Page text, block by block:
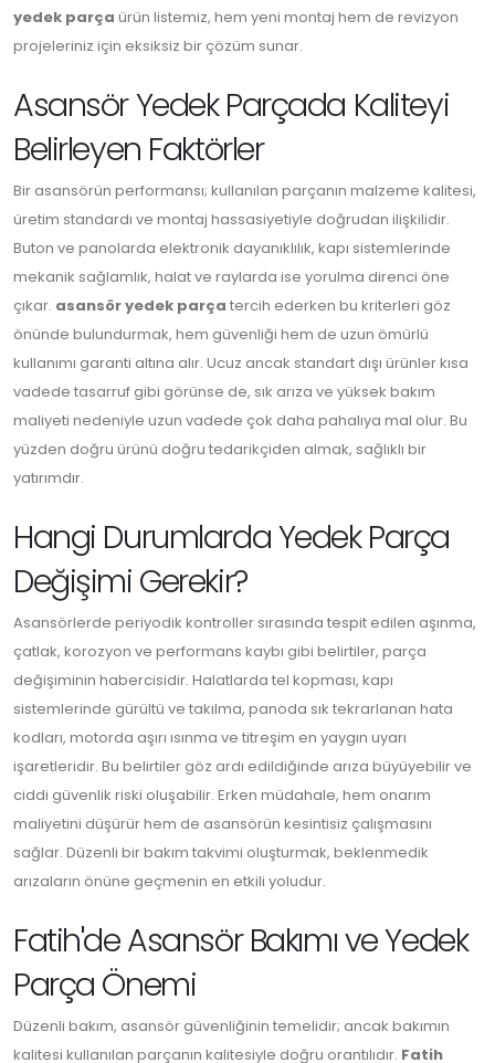
yedek parça ürün listemiz, hem yeni montaj hem de revizyon
projeleriniz için eksiksiz bir çözüm sunar.
Asansör Yedek Parçada Kaliteyi
Belirleyen Faktörler
Bir asansörün performansı; kullanılan parçanın malzeme kalitesi,
üretim standardı ve montaj hassasiyetiyle doğrudan ilişkilidir.
Buton ve panolarda elektronik dayanıklılık, kapı sistemlerinde
mekanik sağlamlık, halat ve raylarda ise yorulma direnci öne
çıkar. asansör yedek parça tercih ederken bu kriterleri göz
önünde bulundurmak, hem güvenliği hem de uzun ömürlü
kullanımı garanti altına alır. Ucuz ancak standart dışı ürünler kısa
vadede tasarruf gibi görünse de, sık arıza ve yüksek bakım
maliyeti nedeniyle uzun vadede çok daha pahalıya mal olur. Bu
yüzden doğru ürünü doğru tedarikçiden almak, sağlıklı bir
yatırımdır.
Hangi Durumlarda Yedek Parça
Değişimi Gerekir?
Asansörlerde periyodik kontroller sırasında tespit edilen aşınma,
çatlak, korozyon ve performans kaybı gibi belirtiler, parça
değişiminin habercisidir. Halatlarda tel kopması, kapı
sistemlerinde gürültü ve takılma, panoda sık tekrarlanan hata
kodları, motorda aşırı ısınma ve titreşim en yaygın uyarı
işaretleridir. Bu belirtiler göz ardı edildiğinde arıza büyüyebilir ve
ciddi güvenlik riski oluşabilir. Erken müdahale, hem onarım
maliyetini düşürür hem de asansörün kesintisiz çalışmasını
sağlar. Düzenli bir bakım takvimi oluşturmak, beklenmedik
arızaların önüne geçmenin en etkili yoludur.
Fatih'de Asansör Bakımı ve Yedek
Parça Önemi
Düzenli bakım, asansör güvenliğinin temelidir; ancak bakımın
kalitesi kullanılan parçanın kalitesiyle doğru orantılıdır. Fatih